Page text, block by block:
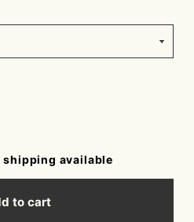
available
to cart